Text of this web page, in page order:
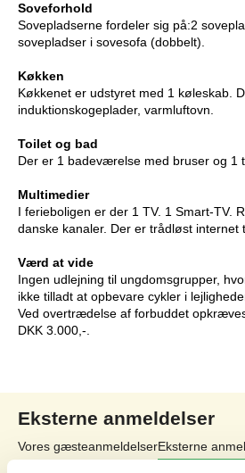
Soveforhold
Sovepladserne fordeler sig på:2
sovepladser i sovesofa (dobbelt).
Køkken
Køkkenet er udstyret med 1 køleskab.
induktionskogeplader, varmluftovn.
Toilet og bad
Der er 1 badeværelse med bruser og 1
Multimedier
I ferieboligen er der 1 TV. 1 Smart-TV.
danske kanaler. Der er trådløst internet
Værd at vide
Ingen udlejning til ungdomsgrupper,
ikke tilladt at opbevare cykler i
Ved overtrædelse af forbuddet
DKK 3.000,-.
Eksterne anmeldelser
Vores gæsteanmeldelserEksterne